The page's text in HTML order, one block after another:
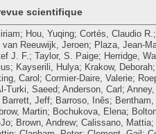
scientifique
; Hou, Yuqing; Cortés, Claudio R.;
van Reeuwijk, Jeroen; Plaza, Jean-
J. F.; Taylor, S. Paige; Herridge,
; Kayserili, Hulya; Krakow, Deborah;
Carol ; Cormier-Daire, Valerie;
Turki, Saeed; Anderson, Carl ;
Barrett, Jeff; Barroso, Inês;
Martin; Bochukova, Elena;
; Brown, Andrew; Calissano, Mattia;